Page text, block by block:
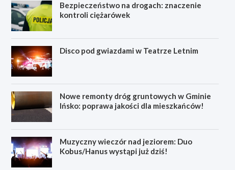
Bezpieczeństwo na drogach: znaczenie
kontroli ciężarówek
Disco pod gwiazdami w Teatrze Letnim
Nowe remonty dróg gruntowych w Gminie
Ińsko: poprawa jakości dla mieszkańców!
Muzyczny wieczór nad jeziorem: Duo
Kobus/Hanus wystąpi już dziś!